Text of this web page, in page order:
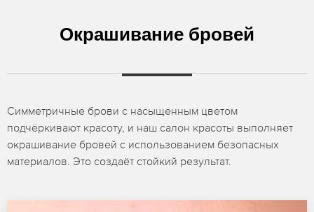
Окрашивание бровей
Симметричные брови с насыщенным цветом
подчёркивают красоту, и наш салон красоты выполняет
окрашивание бровей с использованием безопасных
материалов. Это создаёт стойкий результат.